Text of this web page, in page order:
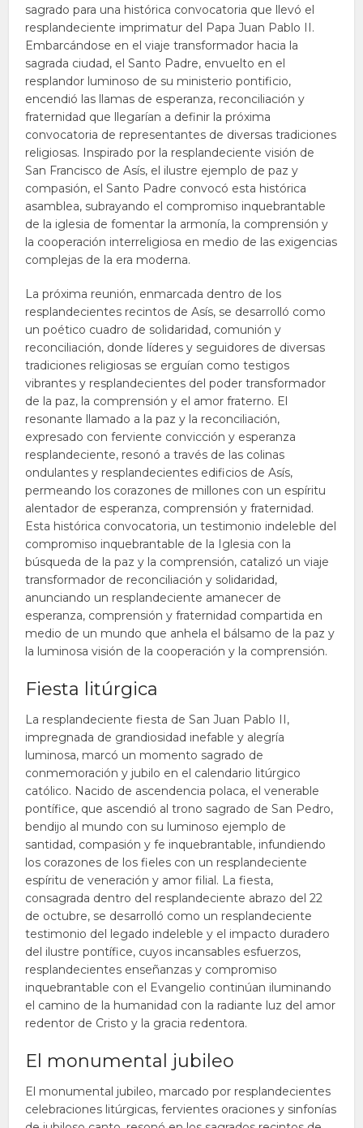
sagrado para una histórica convocatoria que llevó el
resplandeciente imprimatur del Papa Juan Pablo II.
Embarcándose en el viaje transformador hacia la
sagrada ciudad, el Santo Padre, envuelto en el
resplandor luminoso de su ministerio pontificio,
encendió las llamas de esperanza, reconciliación y
fraternidad que llegarían a definir la próxima
convocatoria de representantes de diversas tradiciones
religiosas. Inspirado por la resplandeciente visión de
San Francisco de Asís, el ilustre ejemplo de paz y
compasión, el Santo Padre convocó esta histórica
asamblea, subrayando el compromiso inquebrantable
de la iglesia de fomentar la armonía, la comprensión y
la cooperación interreligiosa en medio de las exigencias
complejas de la era moderna.
La próxima reunión, enmarcada dentro de los
resplandecientes recintos de Asís, se desarrolló como
un poético cuadro de solidaridad, comunión y
reconciliación, donde líderes y seguidores de diversas
tradiciones religiosas se erguían como testigos
vibrantes y resplandecientes del poder transformador
de la paz, la comprensión y el amor fraterno. El
resonante llamado a la paz y la reconciliación,
expresado con ferviente convicción y esperanza
resplandeciente, resonó a través de las colinas
ondulantes y resplandecientes edificios de Asís,
permeando los corazones de millones con un espíritu
alentador de esperanza, comprensión y fraternidad.
Esta histórica convocatoria, un testimonio indeleble del
compromiso inquebrantable de la Iglesia con la
búsqueda de la paz y la comprensión, catalizó un viaje
transformador de reconciliación y solidaridad,
anunciando un resplandeciente amanecer de
esperanza, comprensión y fraternidad compartida en
medio de un mundo que anhela el bálsamo de la paz y
la luminosa visión de la cooperación y la comprensión.
Fiesta litúrgica
La resplandeciente fiesta de San Juan Pablo II,
impregnada de grandiosidad inefable y alegría
luminosa, marcó un momento sagrado de
conmemoración y jubilo en el calendario litúrgico
católico. Nacido de ascendencia polaca, el venerable
pontífice, que ascendió al trono sagrado de San Pedro,
bendijo al mundo con su luminoso ejemplo de
santidad, compasión y fe inquebrantable, infundiendo
los corazones de los fieles con un resplandeciente
espíritu de veneración y amor filial. La fiesta,
consagrada dentro del resplandeciente abrazo del 22
de octubre, se desarrolló como un resplandeciente
testimonio del legado indeleble y el impacto duradero
del ilustre pontífice, cuyos incansables esfuerzos,
resplandecientes enseñanzas y compromiso
inquebrantable con el Evangelio continúan iluminando
el camino de la humanidad con la radiante luz del amor
redentor de Cristo y la gracia redentora.
El monumental jubileo
El monumental jubileo, marcado por resplandecientes
celebraciones litúrgicas, fervientes oraciones y sinfonías